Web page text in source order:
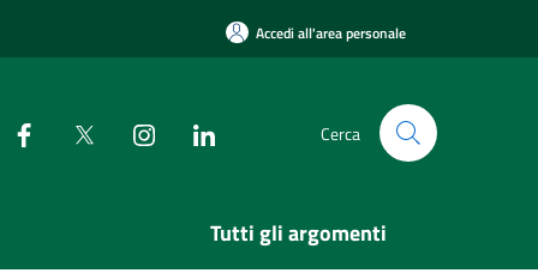
Accedi all'area personale
Cerca
Tutti gli argomenti